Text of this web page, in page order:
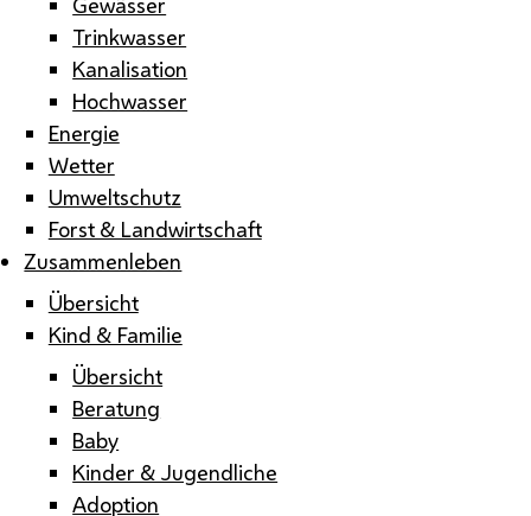
Trinkwasser
Kanalisation
Hochwasser
Energie
Wetter
Umweltschutz
Forst & Landwirtschaft
Zusammenleben
Übersicht
Kind & Familie
Übersicht
Beratung
Baby
Kinder & Jugendliche
Adoption